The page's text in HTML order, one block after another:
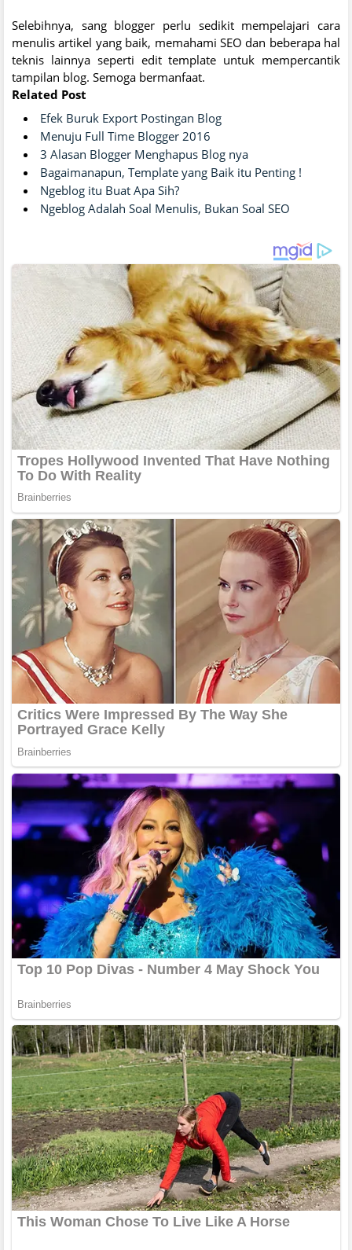
Selebihnya, sang blogger perlu sedikit mempelajari cara
menulis artikel yang baik, memahami SEO dan beberapa hal
teknis lainnya seperti edit template untuk mempercantik
tampilan blog. Semoga bermanfaat.
Related Post
Efek Buruk Export Postingan Blog
Menuju Full Time Blogger 2016
3 Alasan Blogger Menghapus Blog nya
Bagaimanapun, Template yang Baik itu Penting !
Ngeblog itu Buat Apa Sih?
Ngeblog Adalah Soal Menulis, Bukan Soal SEO